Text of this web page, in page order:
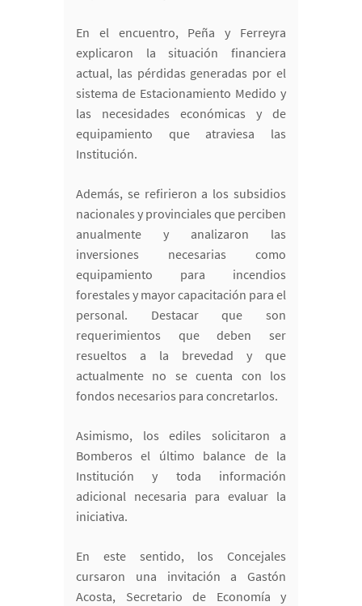
En el encuentro, Peña y Ferreyra
explicaron la situación financiera
actual, las pérdidas generadas por el
sistema de Estacionamiento Medido y
las necesidades económicas y de
equipamiento que atraviesa las
Institución.
Además, se refirieron a los subsidios
nacionales y provinciales que perciben
anualmente y analizaron las
inversiones necesarias como
equipamiento para incendios
forestales y mayor capacitación para el
personal. Destacar que son
requerimientos que deben ser
resueltos a la brevedad y que
actualmente no se cuenta con los
fondos necesarios para concretarlos.
Asimismo, los ediles solicitaron a
Bomberos el último balance de la
Institución y toda información
adicional necesaria para evaluar la
iniciativa.
En este sentido, los Concejales
cursaron una invitación a Gastón
Acosta, Secretario de Economía y